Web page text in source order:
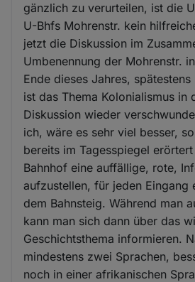
gänzlich zu verurteilen, ist die
U-Bhfs Mohrenstr. kein
jetzt die Diskussion im
Umbenennung der Mohrenstr.
Ende dieses Jahres,
ist das Thema Kolonialismus in
Diskussion wieder
ich, wäre es sehr viel besser,
bereits im Tagesspiegel
Bahnhof eine auffällige, rote,
aufzustellen, für jeden Eingang
dem Bahnsteig. Während man
kann man sich dann über das
Geschichtsthema informieren.
mindestens zwei Sprachen,
noch in einer afrikanischen